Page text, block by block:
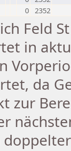
0 2352
Feld
in
da
zur